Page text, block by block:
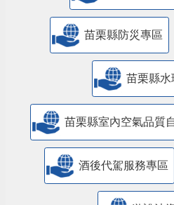
苗栗縣防災專區
苗栗縣水
苗栗縣室內空氣品質
酒後代駕服務專區